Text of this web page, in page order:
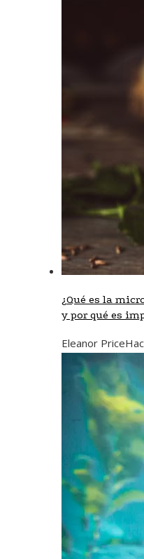
¿Qué es la
y por qué es
Eleanor Price